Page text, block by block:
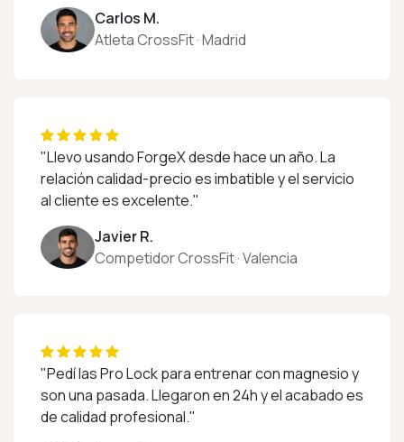
Carlos M.
Atleta CrossFit · Madrid
"Llevo usando ForgeX desde hace un año. La
relación calidad-precio es imbatible y el servicio
al cliente es excelente."
Javier R.
Competidor CrossFit · Valencia
"Pedí las Pro Lock para entrenar con magnesio y
son una pasada. Llegaron en 24h y el acabado es
de calidad profesional."